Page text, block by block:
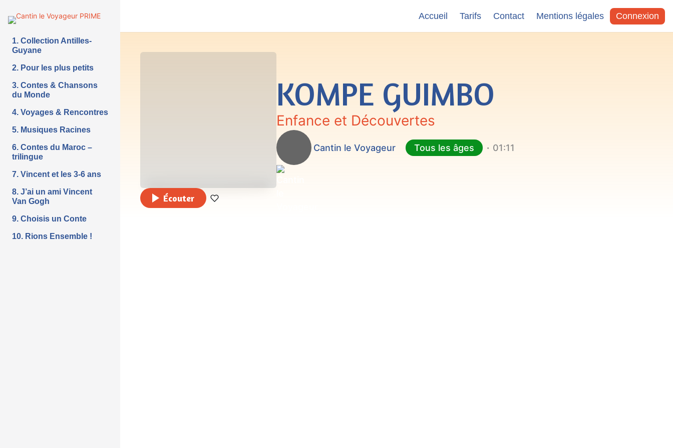
Accueil Tarifs Contact Mentions légales Connexion
1. Collection Antilles-
Guyane
2. Pour les plus petits
3. Contes & Chansons
du Monde
4. Voyages & Rencontres
5. Musiques Racines
6. Contes du Maroc –
trilingue
7. Vincent et les 3-6 ans
8. J’ai un ami Vincent
Van Gogh
9. Choisis un Conte
10. Rions Ensemble !
KOMPE GUIMBO
Enfance et Découvertes
Cantin le Voyageur Tous les âges 01:11
Écouter